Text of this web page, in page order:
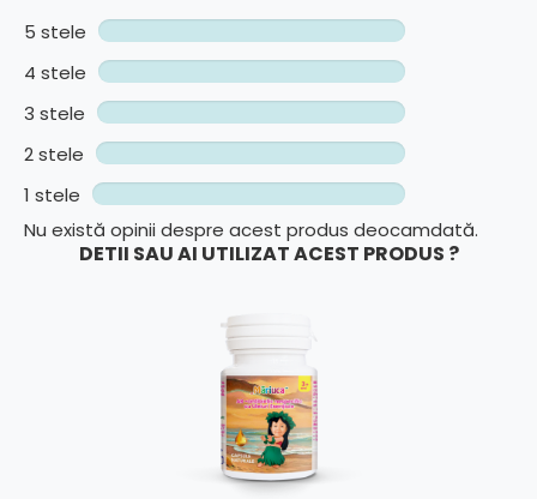
5 stele
4 stele
3 stele
2 stele
1 stele
Nu există opinii despre acest produs deocamdată.
DETII SAU AI UTILIZAT ACEST PRODUS ?